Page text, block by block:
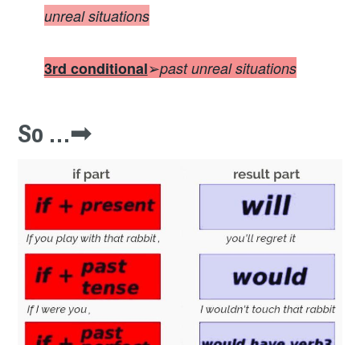
unreal situations
3rd conditional➢past unreal situations
So …➟